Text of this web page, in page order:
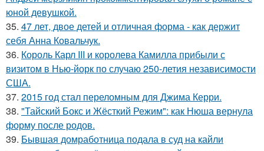
юной девушкой.
35. 47 лет, двое детей и отличная форма - как держит
себя Анна Ковальчук.
36. Король Карл III и королева Камилла прибыли с
визитом в Нью-йорк по случаю 250-летия независимости
США.
37. 2015 год стал переломным для Джима Керри.
38. "Тайский Бокс и Жёсткий Режим": как Нюша вернула
форму после родов.
39. Бывшая домработница подала в суд на кайли